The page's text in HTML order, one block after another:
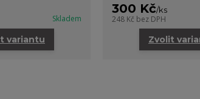
Skladem
variantu
300 Kč/ks
248 Kč bez DPH
Zvolit